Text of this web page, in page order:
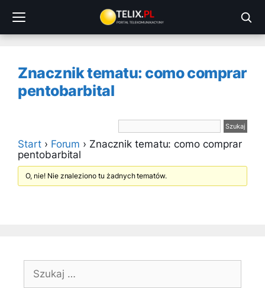
treści
Znacznik tematu: como comprar
pentobarbital
Start › Forum › Znacznik tematu: como comprar
pentobarbital
O, nie! Nie znaleziono tu żadnych tematów.
Szukaj: